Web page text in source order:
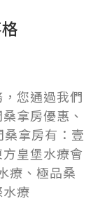
您通過我們
拿房優惠、
拿房有：壹
皇堡水療會
療、極品桑
療